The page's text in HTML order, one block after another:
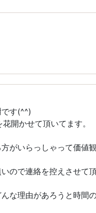
す(^^)
開かせて頂いてます。
がいらっしゃって価値
ので連絡を控えさせて頂
な理由があろうと時間